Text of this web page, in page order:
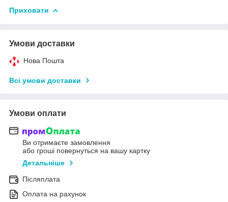
Приховати
Умови доставки
Нова Пошта
Всі умови доставки
Умови оплати
Ви отримаєте замовлення
або гроші повернуться на вашу картку
Детальніше
Післяплата
Оплата на рахунок